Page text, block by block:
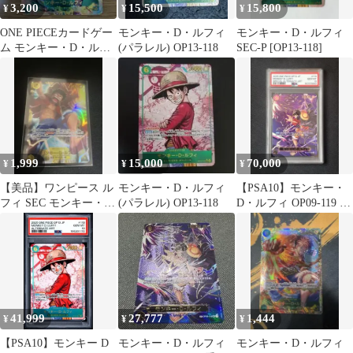
¥3,200
ONE PIECEカードゲー
ム モンキー・D・ルフ
¥ 15,500
モンキー・D・ルフィ
(パラレル) OP13-118
¥ 15,800
モンキー・D・ルフィ
SEC-P [OP13-118]
¥ 1,999
【美品】ワンピース ル
フィ SEC モンキー・
D・ルフィ
¥ 15,000
モンキー・D・ルフィ
(パラレル) OP13-118
¥ 70,000
【PSA10】モンキー・
D・ルフィ OP09-119 受
け継がれる意志
¥41,999
【PSA10】モンキー D
¥27,777
モンキー・D・ルフィ
¥ 1,444
モンキー・D・ルフィ